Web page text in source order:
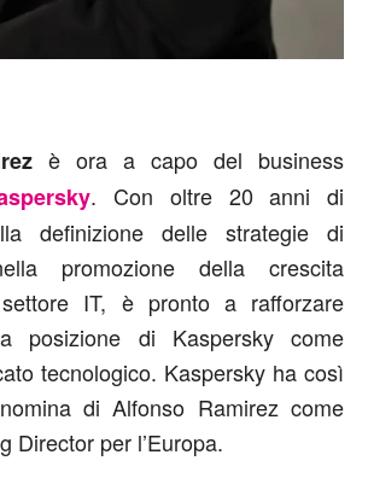
è ora a capo del business
. Con oltre 20 anni di
definizione delle strategie di
promozione della crescita
IT, è pronto a rafforzare
posizione di Kaspersky come
tecnologico. Kaspersky ha così
di Alfonso Ramirez come
Director per l’Europa.